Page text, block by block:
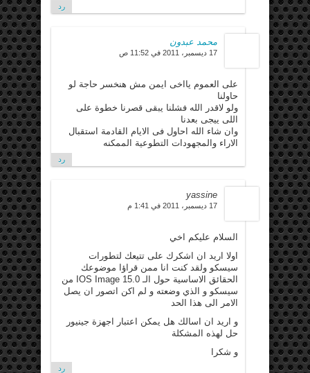
رد
محمد عبدون
17 ديسمبر، 2011 في 11:52 ص
على العموم يااخى ايمن مش هنخسر حاجة لو
حاولنا
ولو لاقدر الله فشلنا يبقى قصرنا خطوة على
اللى ييجى بعدنا
وان شاء الله احاول فى الايام القادمة استقبال
الاراء والمجهودات التطوعية الممكنه
رد
yassine
17 ديسمبر، 2011 في 1:41 م
السلام عليكم اخي
اولا اريد ان اشكرك على تتيعك لتطورات
سيسكو ولقد كنت انا ممن قراؤا موضوعك
الحقائق الاساسية حول الـ IOS Image 15.0 من
سيسكو و الذي وضعته و لم اكن اتصور ان يصل
الامر الى هذا الحد
و اريد ان اسالك هل يمكن اعتبار اجهزة جينيور
حل لهذه المشكلة
و شكرا
رد